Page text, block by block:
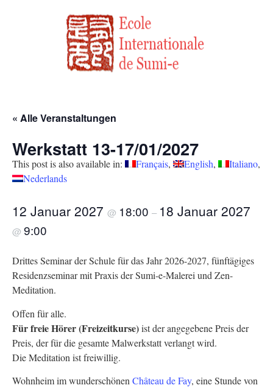
« Alle Veranstaltungen
Werkstatt 13-17/01/2027
This post is also available in: Français English
Italiano
Nederlands
12 Januar 2027 @ 18:00 – 18 Januar 2027
@ 9:00
Drittes Seminar der Schule für das Jahr 2026-2027, fünftägiges
Residenzseminar mit Praxis der Sumi-e-Malerei und Zen-
Meditation.
Offen für alle.
Für freie Hörer (Freizeitkurse)ist der angegebene Preis der
Preis, der für die gesamte Malwerkstatt verlangt wird.
Die Meditation ist freiwillig.
Wohnheim im wunderschönen Château de Fay, eine Stunde von